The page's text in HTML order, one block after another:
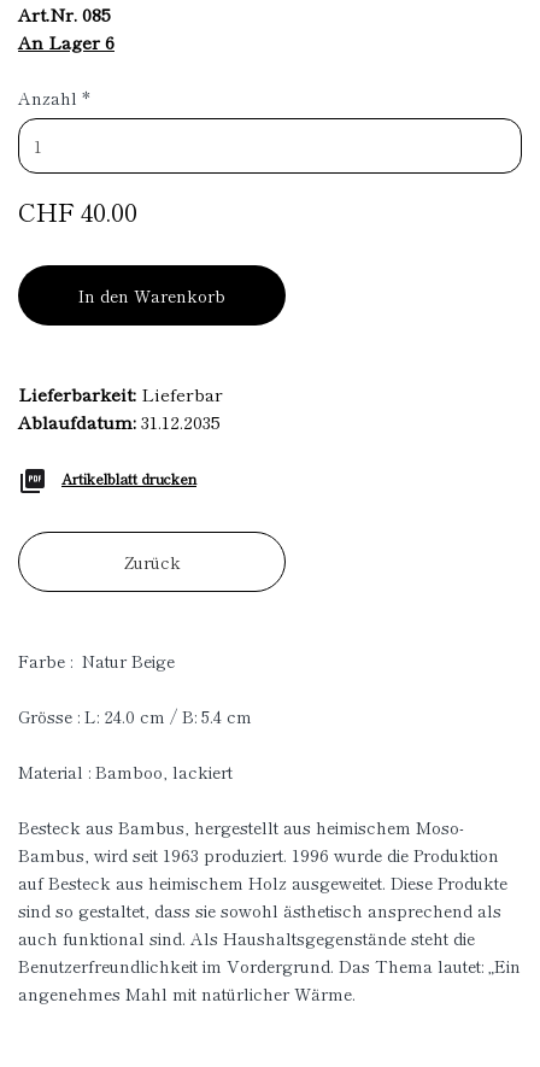
Art.Nr. 085
An Lager 6
Anzahl *
CHF 40.00
In den Warenkorb
Lieferbarkeit: Lieferbar
Ablaufdatum:31.12.2035
Artikelblatt drucken
Zurück
Farbe : Natur Beige
Grösse : L: 24.0 cm / B: 5.4 cm
Material : Bamboo, lackiert
Besteck aus Bambus, hergestellt aus heimischem Moso-
Bambus, wird seit 1963 produziert. 1996 wurde die Produktion
auf Besteck aus heimischem Holz ausgeweitet. Diese Produkte
sind so gestaltet, dass sie sowohl ästhetisch ansprechend als
auch funktional sind. Als Haushaltsgegenstände steht die
Benutzerfreundlichkeit im Vordergrund. Das Thema lautet: „Ein
angenehmes Mahl mit natürlicher Wärme.